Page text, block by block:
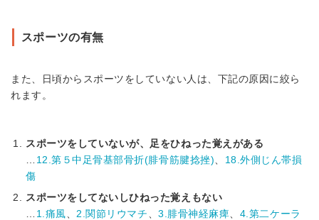
スポーツの有無
また、日頃からスポーツをしていない人は、下記の原因に絞ら
れます。
スポーツをしていないが、足をひねった覚えがある
12.第５中足骨基部骨折(腓骨筋腱捻挫)
18.外側じん帯損
傷
スポーツをしてないしひねった覚えもない
1.痛風 2.関節リウマチ 、3.腓骨神経麻痺
4.第二ケーラ